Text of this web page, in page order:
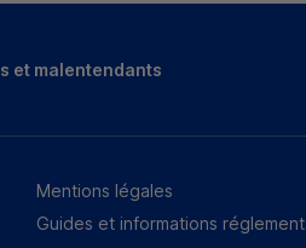
et malentendants
Mentions légales
Guides et informations